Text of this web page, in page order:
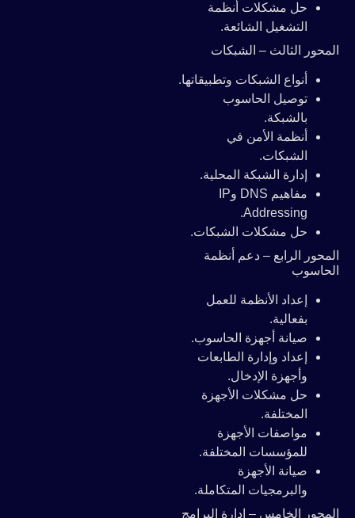
حل مشكلات أنظمة
التشغيل الشائعة.
المحور الثالث – الشبكات
أنواع الشبكات وتطبيقاتها.
توصيل الحاسوب
بالشبكة.
أنظمة الأمن في
الشبكات.
إدارة الشبكة المحلية.
مفاهيم DNS وIP
Addressing.
حل مشكلات الشبكات.
المحور الرابع – دعم أنظمة
الحاسوب
إعداد الأنظمة للعمل
بفعالية.
صيانة أجهزة الحاسوب.
إعداد وإدارة الطابعات
وأجهزة الإدخال.
حل مشكلات الأجهزة
المختلفة.
مواصفات الأجهزة
للمؤسسات المختلفة.
صيانة الأجهزة
والبرمجيات المتكاملة.
المحور الخامس – إدارة البرامج